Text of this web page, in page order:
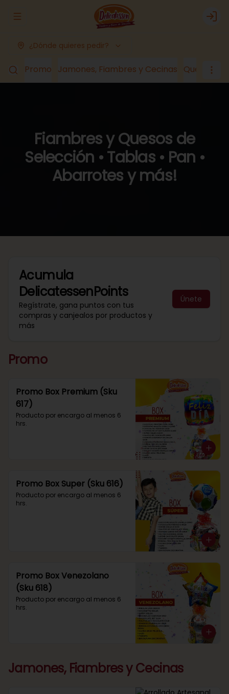
Abrir menu de navegación Login
¿Dónde quieres pedir?
Promo Jamones, Fiambres y Cecinas Quesos
Fiambres y Quesos de
Selección • Tablas • Pan •
Abarrotes y más!
Acumula
DelicatessenPoints
Regístrate, gana puntos con tus
compras y canjealos por productos y
más
Únete
Promo
Promo Box Premium (Sku
617)
Producto por encargo al menos 6
hrs.
Promo Box Super (Sku 616)
Producto por encargo al menos 6
hrs.
Promo Box Venezolano
(Sku 618)
Producto por encargo al menos 6
hrs.
Jamones, Fiambres y Cecinas